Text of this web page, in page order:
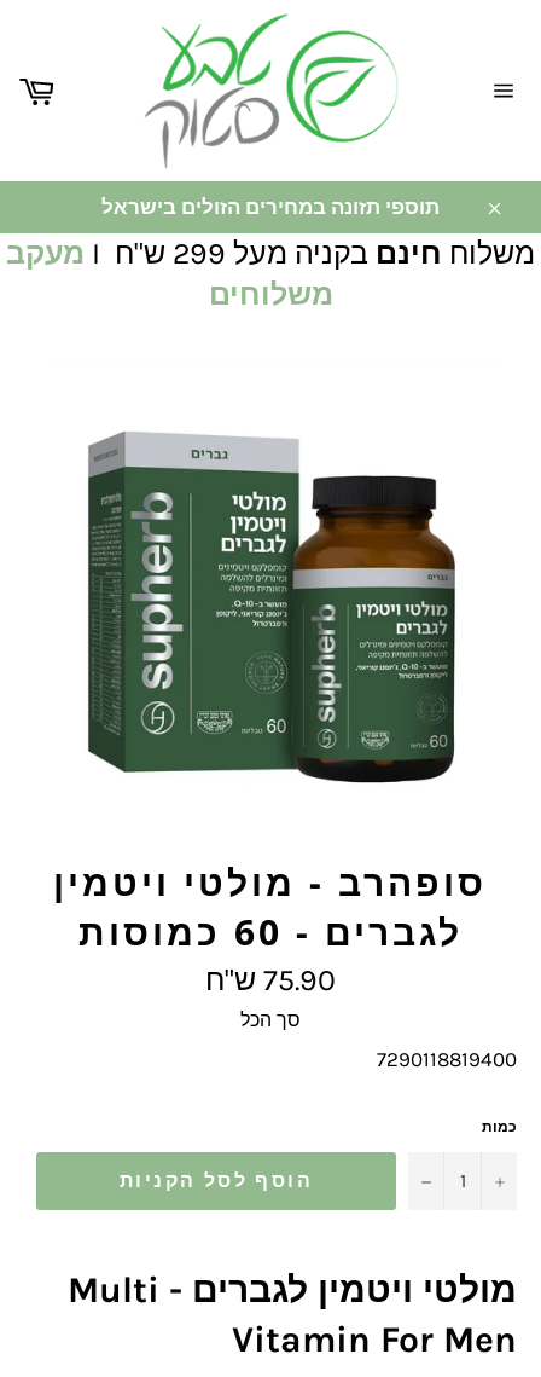
תוספי תזונה במחירים הזולים בישראל
משלוח חינם בקניה מעל 299 ש"ח I
מעקב
משלוחים
סופהרב - מולטי ויטמין
לגברים - 60 כמוסות
מחיר
מלא
75.90 ש"ח
סך הכל
7290118819400
כמות
− + הוסף לסל הקניות
מולטי ויטמין לגברים - Multi
Vitamin For Men